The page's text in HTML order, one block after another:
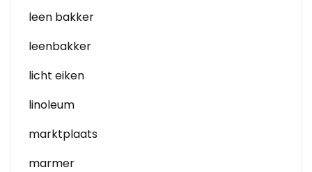
leen bakker
leenbakker
licht eiken
linoleum
marktplaats
marmer